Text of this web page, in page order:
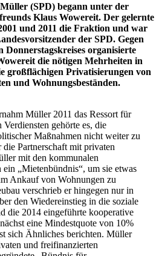
(SPD) begann unter der
Klaus Wowereit. Der gelernte
und 2011 die Fraktion und war
der SPD. Gegen
Donnerstagskreises organisierte
die nötigen Mehrheiten in
großflächigen Privatisierungen von
und Wohnungsbeständen.
Müller 2011 das Ressort für
gehörte es, die
Maßnahmen nicht weiter zu
Partnerschaft mit privaten
mit den kommunalen
„Mietenbündnis“, um sie etwas
Ankauf von Wohnungen zu
verschrieb er hingegen nur in
den Wiedereinstieg in die soziale
die 2014 eingeführte kooperative
eine Mindestquote von 10%
sich Ähnliches berichten. Müller
und freifinanzierten